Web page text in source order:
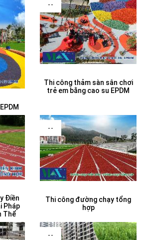
--
Thi công thảm sàn sân chơi
trẻ em bằng cao su EPDM
Điền
Pháp
Thể
--
Thi công đường chạy tổng
hợp
--